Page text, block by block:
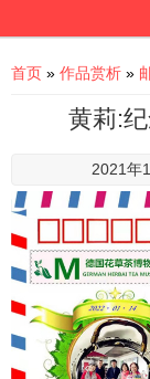
You are here
首页 » 作品赏析 »
黄莉:
2021年